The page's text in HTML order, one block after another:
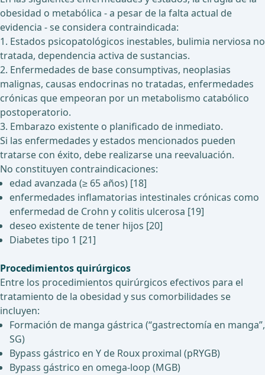
obesidad o metabólica - a pesar de la falta actual de
evidencia - se considera contraindicada:
1. Estados psicopatológicos inestables, bulimia nerviosa no
tratada, dependencia activa de sustancias.
2. Enfermedades de base consumptivas, neoplasias
malignas, causas endocrinas no tratadas, enfermedades
crónicas que empeoran por un metabolismo catabólico
postoperatorio.
3. Embarazo existente o planificado de inmediato.
Si las enfermedades y estados mencionados pueden
tratarse con éxito, debe realizarse una reevaluación.
No constituyen contraindicaciones:
edad avanzada (≥ 65 años) [18]
enfermedades inflamatorias intestinales crónicas como
enfermedad de Crohn y colitis ulcerosa [19]
deseo existente de tener hijos [20]
Diabetes tipo 1 [21]
Procedimientos quirúrgicos
Entre los procedimientos quirúrgicos efectivos para el
tratamiento de la obesidad y sus comorbilidades se
incluyen:
Formación de manga gástrica (“gastrectomía en manga”,
SG)
Bypass gástrico en Y de Roux proximal (pRYGB)
Bypass gástrico en omega-loop (MGB)